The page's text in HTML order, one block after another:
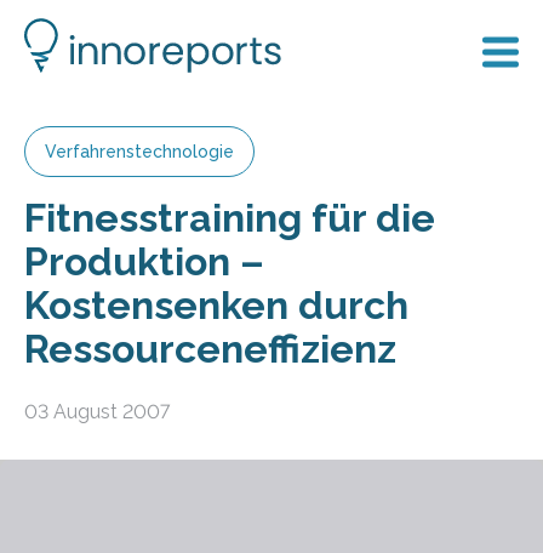
Verfahrenstechnologie
Fitnesstraining für die
Produktion –
Kostensenken durch
Ressourceneffizienz
03 August 2007